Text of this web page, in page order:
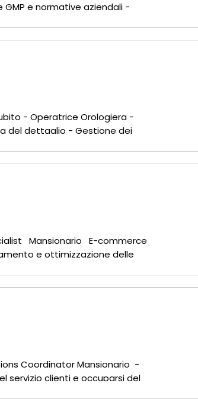
e normative aziendali -
metod
- Operatrice Orologiera -
del dettaglio - Gestione dei
team di p
Mansionario E-commerce
e ottimizzazione delle
Coordinator Mansionario -
servizio clienti e occuparsi del